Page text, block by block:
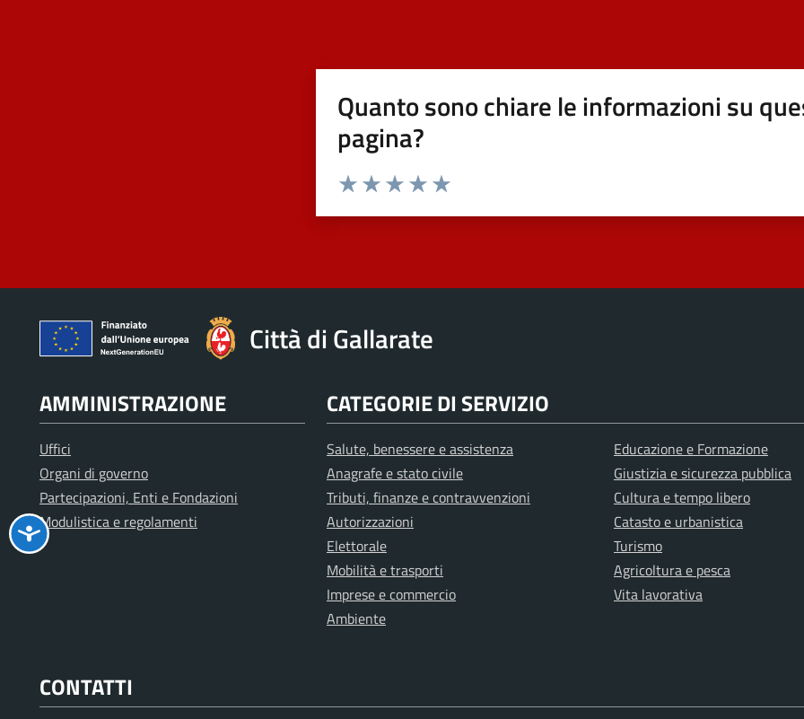
Quanto sono chiare le informazioni su
pagina?
Città di Gallarate
AMMINISTRAZIONE
Uffici
Organi di governo
Partecipazioni, Enti e Fondazioni
Modulistica e regolamenti
CATEGORIE DI SERVIZIO
Salute, benessere e assistenza
Anagrafe e stato civile
Tributi, finanze e contravvenzioni
Autorizzazioni
Elettorale
Mobilità e trasporti
Imprese e commercio
Ambiente
Educazione e Formazione
Giustizia e sicurezza pubblica
Cultura e tempo libero
Catasto e urbanistica
Turismo
Agricoltura e pesca
Vita lavorativa
CONTATTI